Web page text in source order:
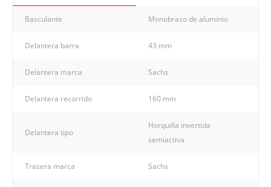
Basculante Monobrazo de aluminio
Delantera barra 43 mm
Delantera marca Sachs
Delantera recorrido 160 mm
Delantera tipo
Horquilla invertida
semiactiva
Trasera marca Sachs